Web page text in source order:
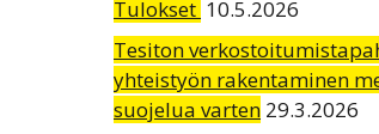
Tulokset 10.5.2026
Tesiton
yhteistyön rakentaminen
suojelua varten 29.3.2026